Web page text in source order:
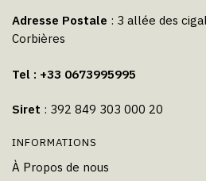
Adresse Postale : 3 allée des
Corbières
Tel : +33 0673995995
Siret : 392 849 303 000 20
INFORMATIONS
À Propos de nous